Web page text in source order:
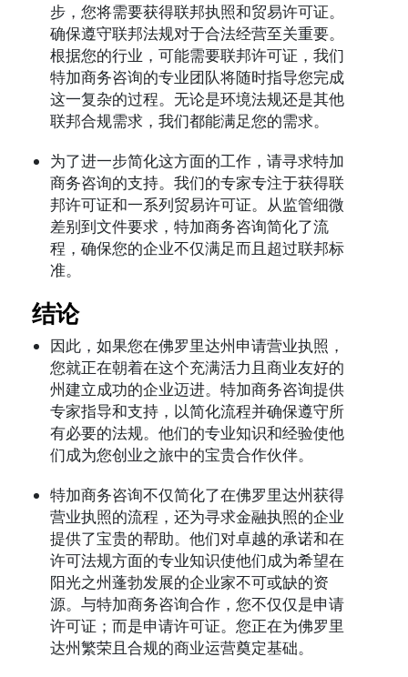
步，您将需要获得联邦执照和贸易许可证。
确保遵守联邦法规对于合法经营至关重要。
根据您的行业，可能需要联邦许可证，我们
特加商务咨询的专业团队将随时指导您完成
这一复杂的过程。无论是环境法规还是其他
联邦合规需求，我们都能满足您的需求。
为了进一步简化这方面的工作，请寻求特加
商务咨询的支持。我们的专家专注于获得联
邦许可证和一系列贸易许可证。从监管细微
差别到文件要求，特加商务咨询简化了流
程，确保您的企业不仅满足而且超过联邦标
准。
结论
因此，如果您在佛罗里达州申请营业执照，
您就正在朝着在这个充满活力且商业友好的
州建立成功的企业迈进。特加商务咨询提供
专家指导和支持，以简化流程并确保遵守所
有必要的法规。他们的专业知识和经验使他
们成为您创业之旅中的宝贵合作伙伴。
特加商务咨询不仅简化了在佛罗里达州获得
营业执照的流程，还为寻求金融执照的企业
提供了宝贵的帮助。他们对卓越的承诺和在
许可法规方面的专业知识使他们成为希望在
阳光之州蓬勃发展的企业家不可或缺的资
源。与特加商务咨询合作，您不仅仅是申请
许可证；而是申请许可证。您正在为佛罗里
达州繁荣且合规的商业运营奠定基础。